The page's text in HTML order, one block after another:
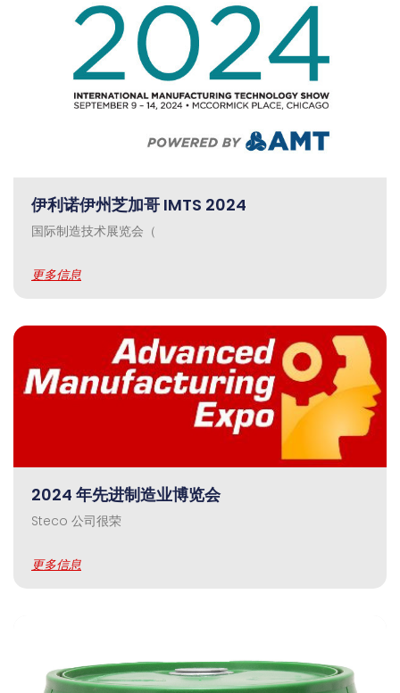
伊利诺伊州芝加哥 IMTS 2024
国际制造技术展览会（
更多信息
2024 年先进制造业博览会
Steco 公司很荣
更多信息